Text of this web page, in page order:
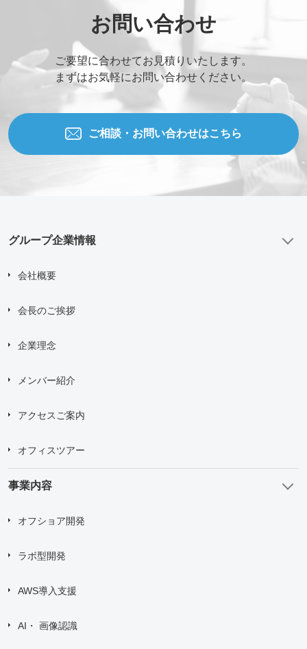
ご連絡先電話番号
ご相談の種類*
当社WEBサイトを知った経緯
す。)
Drag and drop files here or
同意する
お問い合わせ
ご要望に合わせてお見積りいたします。
まずはお気軽にお問い合わせください。
ご相談・お問い合わせはこちら
グループ企業情報
会社概要
会長のご挨拶
企業理念
メンバー紹介
アクセスご案内
オフィスツアー
事業内容
オフショア開発
ラボ型開発
AWS導入支援
AI・ 画像認識